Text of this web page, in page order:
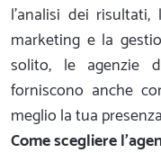
l'analisi dei risultati,
marketing e la
solito, le agenzie
forniscono anche
meglio la tua
Come scegliere